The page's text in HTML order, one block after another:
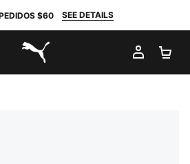
$60 SEE DETAILS
PUMA.com
MI